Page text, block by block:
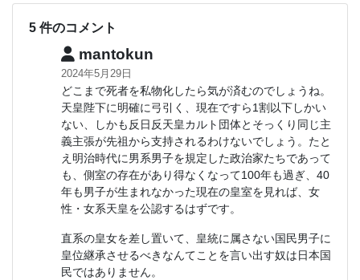
5 件のコメント
mantokun
2024年5月29日
どこまで死者を私物化したら気が済むのでしょうね。
天皇陛下に明確に弓引く、現在ですら1割以下しかい
ない、しかも反日反天皇カルト団体とそっくり同じ主
義主張が先祖から支持されるわけないでしょう。たと
え明治時代に男系男子を規定した政治家たちであって
も、側室の存在があり得なくなって100年も過ぎ、40
年も男子が生まれなかった現在の皇室を見れば、女
性・女系天皇を公認するはずです。
直系の皇女を差し置いて、皇統に属さない国民男子に
皇位継承させるべきなんてことを言い出す奴は日本国
民ではありません。